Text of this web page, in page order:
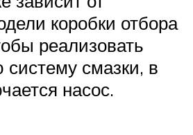
коробки отбора
реализовать
смазки, в
насос.